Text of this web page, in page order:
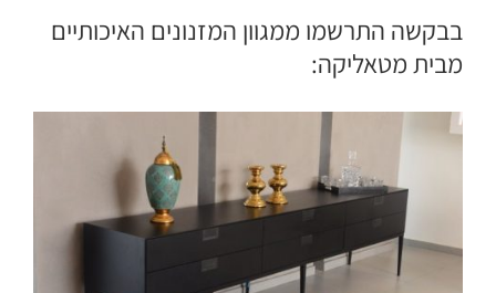
בבקשה התרשמו ממגוון המזנונים האיכותיים
מבית מטאליקה: